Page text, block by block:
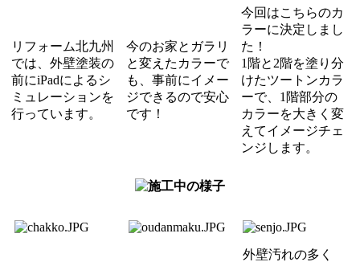
リフォーム北九州
では、外壁塗装の
前にiPadによるシ
ミュレーションを
行っています。
今のお家とガラリ
と変えたカラーで
も、事前にイメー
ジできるので安心
です！
今回はこちらのカ
ラーに決定しまし
た！
1階と2階を塗り分
けたツートンカラ
ーで、1階部分の
カラーを大きく変
えてイメージチェ
ンジします。
外壁汚れの多く